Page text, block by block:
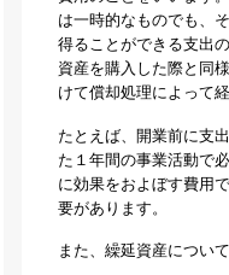
は一時的なものでも、
得ることができる支出
資産を購入した際と同
けて償却処理によって
たとえば、開業前に支
た１年間の事業活動で
に効果をおよぼす費用
要があります。
また、繰延資産につい